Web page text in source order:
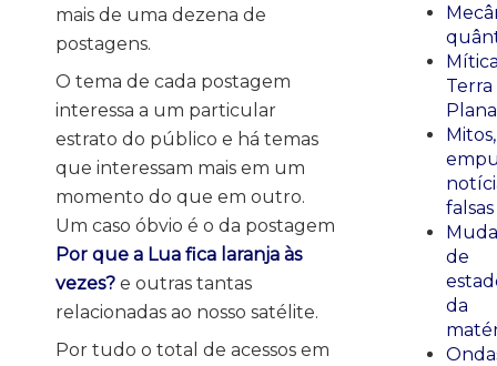
mais de uma dezena de
postagens.
O tema de cada postagem
interessa a um particular
estrato do público e há temas
que interessam mais em um
momento do que em outro.
Um caso óbvio é o da postagem
Por que a Lua fica laranja às
vezes? e outras tantas
relacionadas ao nosso satélite.
Por tudo o total de acessos em
Terra
Plana
Mitos,
falsas
de
da